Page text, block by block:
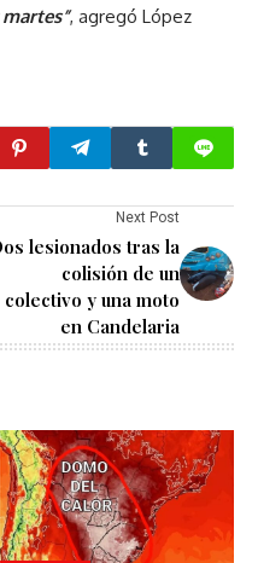
, agregó López
Next Post
lesionados tras la
colisión de un
colectivo y una moto
en Candelaria